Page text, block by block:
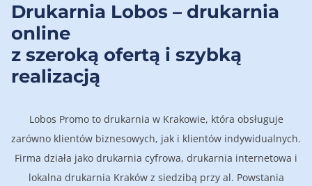
Drukarnia Lobos – drukarnia
online
z szeroką ofertą i szybką
realizacją
Lobos Promo to drukarnia w Krakowie, która obsługuje
zarówno klientów biznesowych, jak i klientów indywidualnych.
Firma działa jako drukarnia cyfrowa, drukarnia internetowa i
lokalna drukarnia Kraków z siedzibą przy al. Powstania